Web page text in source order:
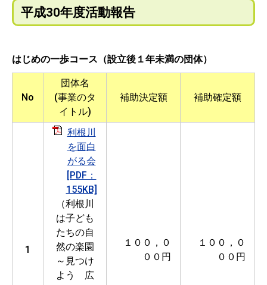
平成30年度活動報告
はじめの一歩コース（設立後１年未満の団体）
No
団体名
(事業のタ
イトル)
補助決定額 補助確定額
1
利根川
を面白
がる会
[PDF：
155KB]
（利根川
は子ども
たちの自
然の楽園
～見つけ
よう 広
１００，０
００円
１００，０
００円